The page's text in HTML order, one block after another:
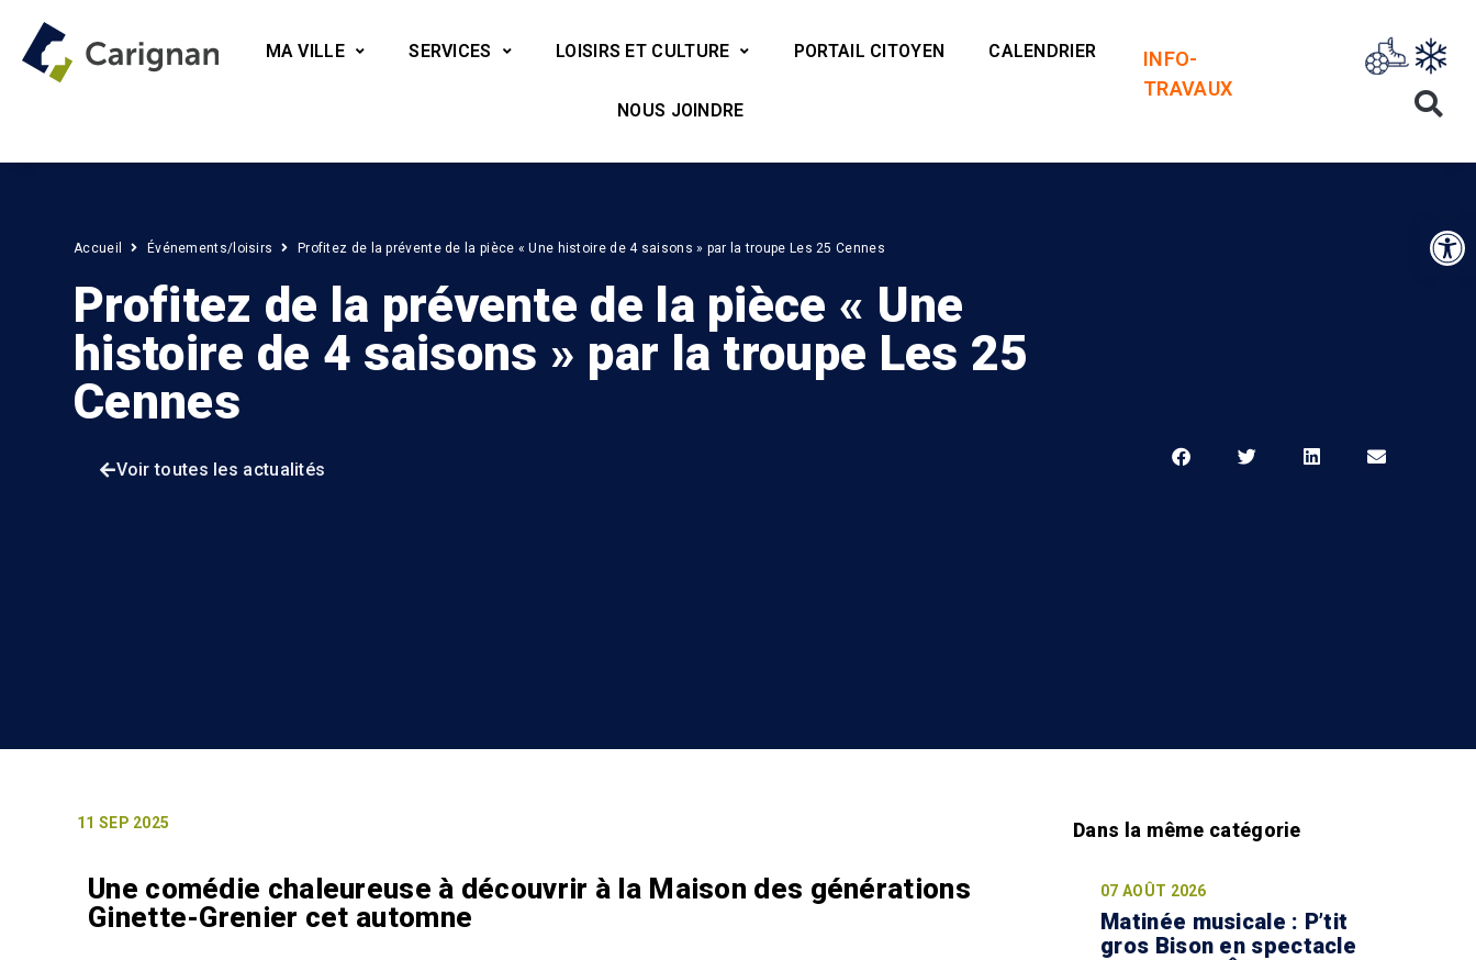
MA VILLE SERVICES LOISIRS ET CULTURE PORTAIL CITOYEN CALENDRIER
NOUS JOINDRE
INFO-
TRAVAUX
Accueil Événements/loisirs Profitez de la prévente de la pièce « Une histoire de 4 saisons » par la troupe Les 25 Cennes
Profitez de la prévente de la pièce « Une
histoire de 4 saisons » par la troupe Les 25
Cennes
Voir toutes les actualités
11 SEP 2025
Une comédie chaleureuse à découvrir à la Maison des générations
Ginette-Grenier cet automne
07 AOÛT 2026
Matinée musicale : P’tit
gros Bison en spectacle